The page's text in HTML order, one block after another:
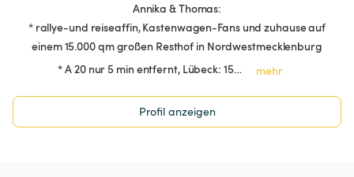
Annika & Thomas:
* rallye-und reiseaffin, Kastenwagen-Fans und zuhause auf
einem 15.000 qm großen Resthof in Nordwestmecklenburg
* A 20 nur 5 min entfernt, Lübeck: 15…
mehr
Profil anzeigen